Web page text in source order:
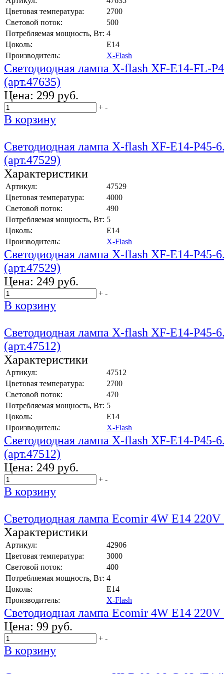
Цветовая температура:
2700
Световой поток:
500
Потребляемая мощность, Вт: 4
Цоколь:
E14
Производитель:
X-Flash
Светодиодная лампа X-flash XF-E14-FL-
(арт.47635)
Цена: 299 руб.
+ -
В корзину
Светодиодная лампа X-flash XF-E14-P45-
(арт.47529)
Характеристики
Артикул:
47529
Цветовая температура:
4000
Световой поток:
490
Потребляемая мощность, Вт: 5
Цоколь:
E14
Производитель:
X-Flash
Светодиодная лампа X-flash XF-E14-P45-
(арт.47529)
Цена: 249 руб.
+ -
В корзину
Светодиодная лампа X-flash XF-E14-P45-
(арт.47512)
Характеристики
Артикул:
47512
Цветовая температура:
2700
Световой поток:
470
Потребляемая мощность, Вт: 5
Цоколь:
E14
Производитель:
X-Flash
Светодиодная лампа X-flash XF-E14-P45-
(арт.47512)
Цена: 249 руб.
+ -
В корзину
Светодиодная лампа Ecomir 4W E14 220V
Характеристики
Артикул:
42906
Цветовая температура:
3000
Световой поток:
400
Потребляемая мощность, Вт: 4
Цоколь:
E14
Производитель:
X-Flash
Светодиодная лампа Ecomir 4W E14 220V
Цена: 99 руб.
+ -
В корзину